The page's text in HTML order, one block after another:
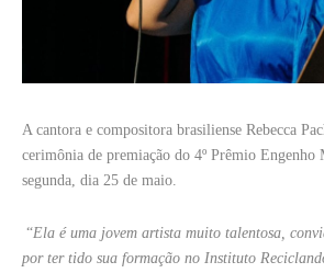
A cantora e compositora brasiliense Rebecca
cerimônia de premiação do 4º Prêmio
segunda, dia 25 de maio.
“Ela é uma jovem artista muito talentosa,
por ter tido sua formação no Instituto